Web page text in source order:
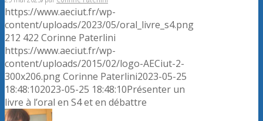
https://www.aeciut.fr/wp-
content/uploads/2023/05/oral_livre_s4.png
212 422 Corinne Paterlini
https://www.aeciut.fr/wp-
content/uploads/2015/02/logo-AECiut-2-
300x206.pngCorinne Paterlini2023-05-25
18:48:102023-05-25 18:48:10Présenter un
livre à l’oral en S4 et en débattre